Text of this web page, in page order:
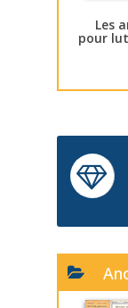
Les
pour